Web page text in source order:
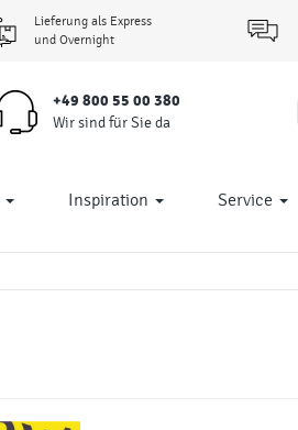
Lieferung als Express
und Overnight
+49 800 55 00 380
Wir sind für Sie da
Inspiration Service